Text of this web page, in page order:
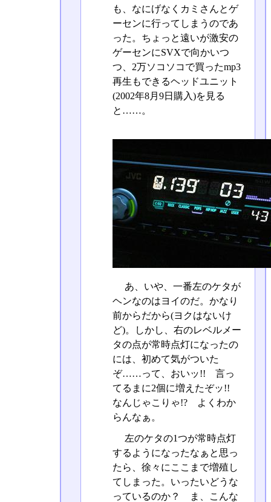
も、なにげなくカミさんとゲ
ーセンに行ってしまうのであ
った。ちょっと遠いが激安の
ゲーセンにSVXで向かいつ
つ、2万ソコソコで買ったmp3
再生もできるヘッドユニット
(2002年8月9日購入)を見る
と……。
あ、いや、一番左のケタが
ヘンなのはヨイのだ。かなり
前からだから(ヨクはないけ
ど)。しかし、右のレベルメー
タの点が常時点灯になったの
には、初めて気がついた
ぞ……って、おいッ!! 言っ
てるまに2個に増えたぞッ!!
なんじゃこりゃ!? よくわか
らんなぁ。
左のケタの1つが常時点灯
するようになったなぁと思っ
たら、徐々にここまで増殖し
てしまった。いったいどうな
っているのか？ ま、こんな